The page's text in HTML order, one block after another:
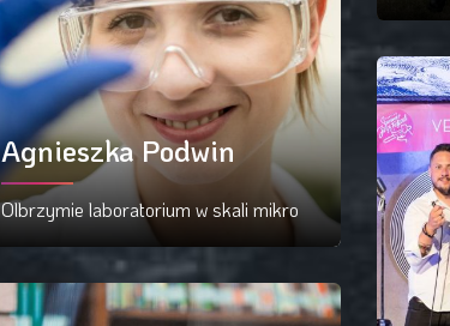
Agnieszka Podwin
Olbrzymie laboratorium w skali mikro
Czytaj więcej